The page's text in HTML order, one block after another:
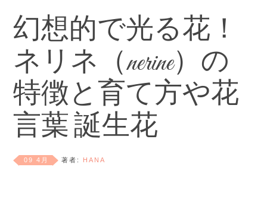
幻想的で光る花！
ネリネ（nerine）の
特徴と育て方や花
言葉 誕生花
09 4月 著者: HANA